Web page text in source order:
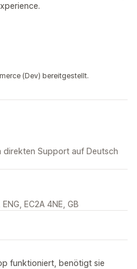
(Dev) bereitgestellt.
direkten Support auf Deutsch
EC2A 4NE, GB
funktioniert, benötigt sie